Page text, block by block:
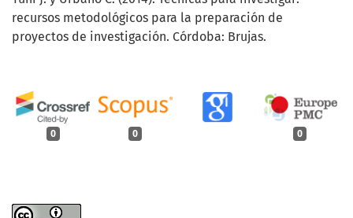
0 0 0
recursos metodológicos para la preparación de
proyectos de investigación. Córdoba: Brujas.